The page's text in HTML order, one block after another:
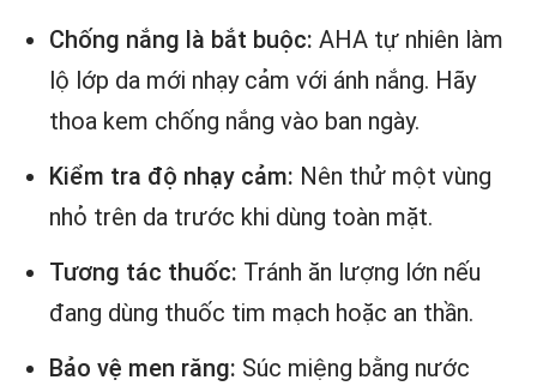
Chống nắng là bắt buộc: AHA tự nhiên làm
lộ lớp da mới nhạy cảm với ánh nắng. Hãy
thoa kem chống nắng vào ban ngày.
Kiểm tra độ nhạy cảm: Nên thử một vùng
nhỏ trên da trước khi dùng toàn mặt.
Tương tác thuốc: Tránh ăn lượng lớn nếu
đang dùng thuốc tim mạch hoặc an thần.
Bảo vệ men răng: Súc miệng bằng nước